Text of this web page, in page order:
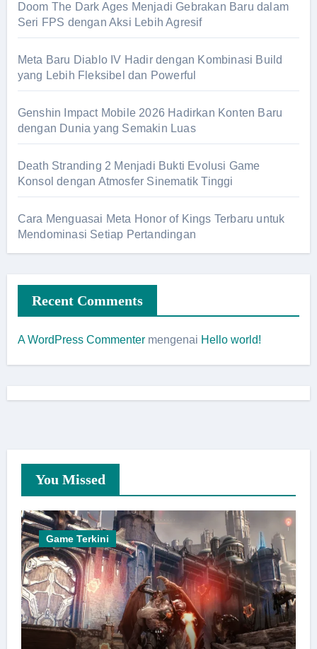
Doom The Dark Ages Menjadi Gebrakan Baru dalam
Seri FPS dengan Aksi Lebih Agresif
Meta Baru Diablo IV Hadir dengan Kombinasi Build
yang Lebih Fleksibel dan Powerful
Genshin Impact Mobile 2026 Hadirkan Konten Baru
dengan Dunia yang Semakin Luas
Death Stranding 2 Menjadi Bukti Evolusi Game
Konsol dengan Atmosfer Sinematik Tinggi
Cara Menguasai Meta Honor of Kings Terbaru untuk
Mendominasi Setiap Pertandingan
Recent Comments
A WordPress Commentermengenai Hello world!
You Missed
Game Terkini